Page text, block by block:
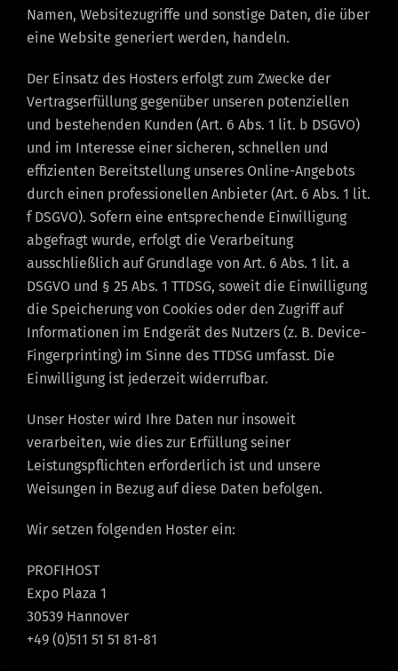
Namen, Websitezugriffe und sonstige Daten, die über
eine Website generiert werden, handeln.
Der Einsatz des Hosters erfolgt zum Zwecke der
Vertragserfüllung gegenüber unseren potenziellen
und bestehenden Kunden (Art. 6 Abs. 1 lit. b DSGVO)
und im Interesse einer sicheren, schnellen und
effizienten Bereitstellung unseres Online-Angebots
durch einen professionellen Anbieter (Art. 6 Abs. 1 lit.
f DSGVO). Sofern eine entsprechende Einwilligung
abgefragt wurde, erfolgt die Verarbeitung
ausschließlich auf Grundlage von Art. 6 Abs. 1 lit. a
DSGVO und § 25 Abs. 1 TTDSG, soweit die Einwilligung
die Speicherung von Cookies oder den Zugriff auf
Informationen im Endgerät des Nutzers (z. B. Device-
Fingerprinting) im Sinne des TTDSG umfasst. Die
Einwilligung ist jederzeit widerrufbar.
Unser Hoster wird Ihre Daten nur insoweit
verarbeiten, wie dies zur Erfüllung seiner
Leistungspflichten erforderlich ist und unsere
Weisungen in Bezug auf diese Daten befolgen.
Wir setzen folgenden Hoster ein:
PROFIHOST
Expo Plaza 1
30539 Hannover
+49 (0)511 51 51 81-81